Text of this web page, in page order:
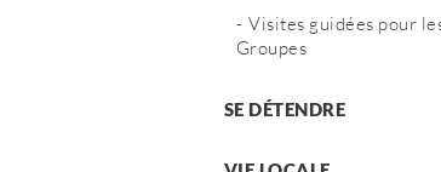
Visites guidées pour
Groupes
SE DÉTENDRE